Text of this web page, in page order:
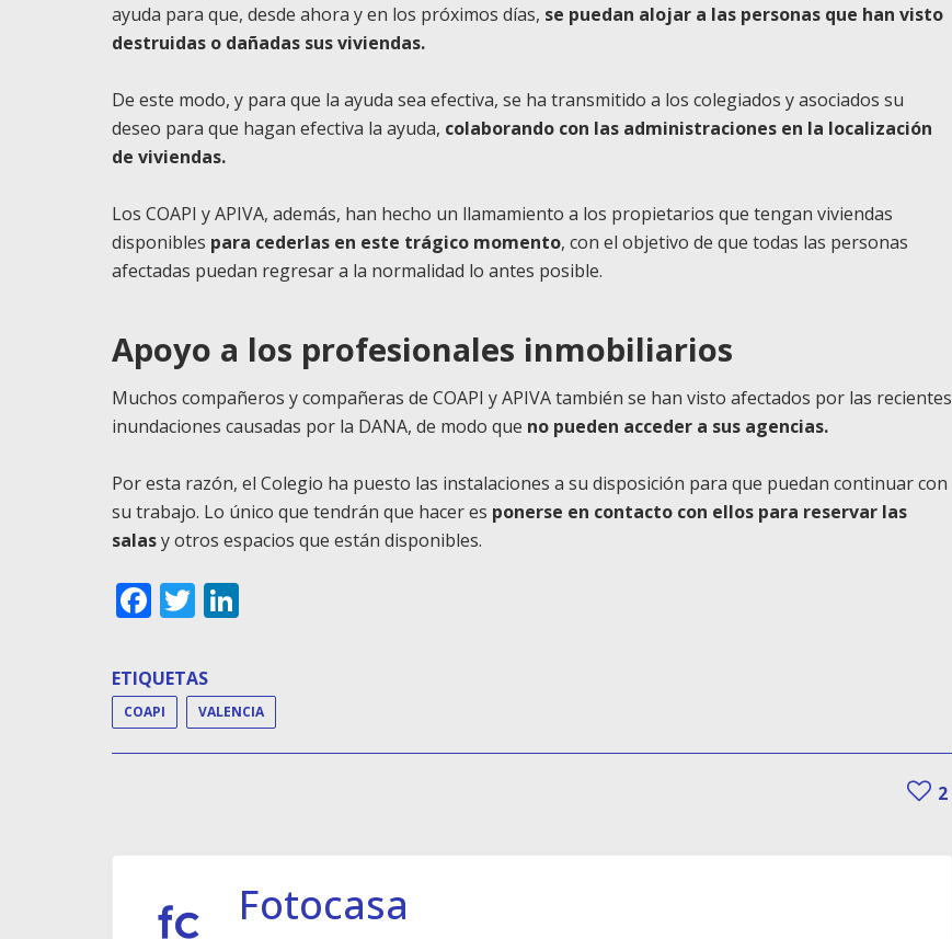
ayuda para que, desde ahora y en los próximos días, se puedan alojar a las personas que han visto
destruidas o dañadas sus viviendas.
De este modo, y para que la ayuda sea efectiva, se ha transmitido a los colegiados y asociados su
deseo para que hagan efectiva la ayuda, colaborando con las administraciones en la localización
de viviendas.
Los COAPI y APIVA, además, han hecho un llamamiento a los propietarios que tengan viviendas
disponibles para cederlas en este trágico momento, con el objetivo de que todas las personas
afectadas puedan regresar a la normalidad lo antes posible.
Apoyo a los profesionales inmobiliarios
Muchos compañeros y compañeras de COAPI y APIVA también se han visto afectados por las recientes
inundaciones causadas por la DANA, de modo que no pueden acceder a sus agencias.
Por esta razón, el Colegio ha puesto las instalaciones a su disposición para que puedan continuar con
su trabajo. Lo único que tendrán que hacer es ponerse en contacto con ellos para reservar las
salasy otros espacios que están disponibles.
Facebook
Twitter
ETIQUETAS
COAPI VALENCIA
2
Fotocasa